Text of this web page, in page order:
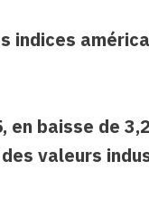
indices
en baisse de
valeurs